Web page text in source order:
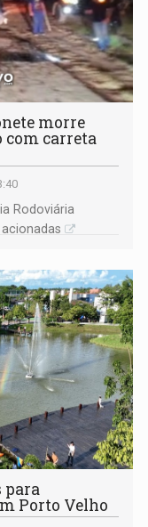
morre
com carreta
Rodoviária
para
Porto Velho